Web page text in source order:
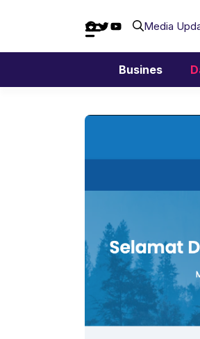
Facebook
Twitter
YouTubeMedia
Busines